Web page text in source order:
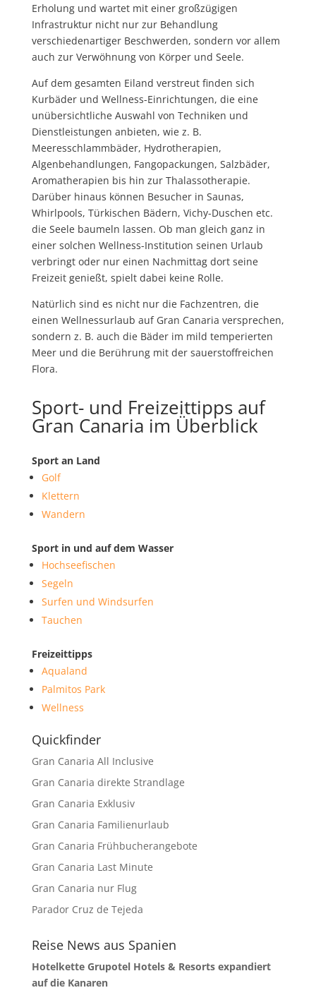
Erholung und wartet mit einer großzügigen
Infrastruktur nicht nur zur Behandlung
verschiedenartiger Beschwerden, sondern vor allem
auch zur Verwöhnung von Körper und Seele.
Auf dem gesamten Eiland verstreut finden sich
Kurbäder und Wellness-Einrichtungen, die eine
unübersichtliche Auswahl von Techniken und
Dienstleistungen anbieten, wie z. B.
Meeresschlammbäder, Hydrotherapien,
Algenbehandlungen, Fangopackungen, Salzbäder,
Aromatherapien bis hin zur Thalassotherapie.
Darüber hinaus können Besucher in Saunas,
Whirlpools, Türkischen Bädern, Vichy-Duschen etc.
die Seele baumeln lassen. Ob man gleich ganz in
einer solchen Wellness-Institution seinen Urlaub
verbringt oder nur einen Nachmittag dort seine
Freizeit genießt, spielt dabei keine Rolle.
Natürlich sind es nicht nur die Fachzentren, die
einen Wellnessurlaub auf Gran Canaria versprechen,
sondern z. B. auch die Bäder im mild temperierten
Meer und die Berührung mit der sauerstoffreichen
Flora.
Sport- und Freizeittipps auf
Gran Canaria im Überblick
Sport an Land
Golf
Klettern
Wandern
Sport in und auf dem Wasser
Hochseefischen
Segeln
Surfen und Windsurfen
Tauchen
Freizeittipps
Aqualand
Palmitos Park
Wellness
Quickfinder
Gran Canaria All Inclusive
Gran Canaria direkte Strandlage
Gran Canaria Exklusiv
Gran Canaria Familienurlaub
Gran Canaria Frühbucherangebote
Gran Canaria Last Minute
Gran Canaria nur Flug
Parador Cruz de Tejeda
Reise News aus Spanien
Hotelkette Grupotel Hotels & Resorts expandiert
auf die Kanaren